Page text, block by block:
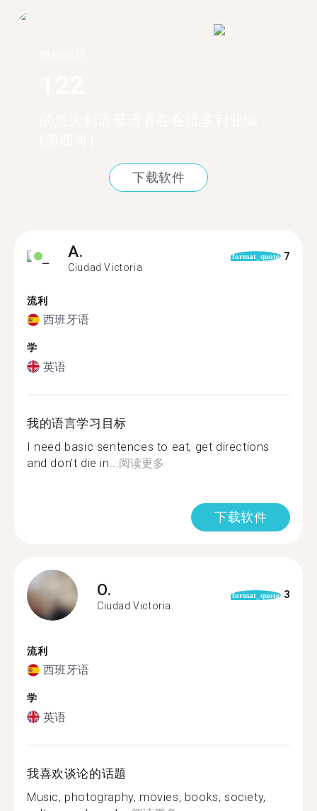
下载软件
A.
Ciudad Victoria
format_quote 7
流利
西班牙语
学
英语
我的语言学习目标
I need basic sentences to eat, get directions
and don’t die in... 阅读更多
下载软件
O.
Ciudad Victoria
format_quote 3
流利
西班牙语
学
英语
我喜欢谈论的话题
Music, photography, movies, books, society,